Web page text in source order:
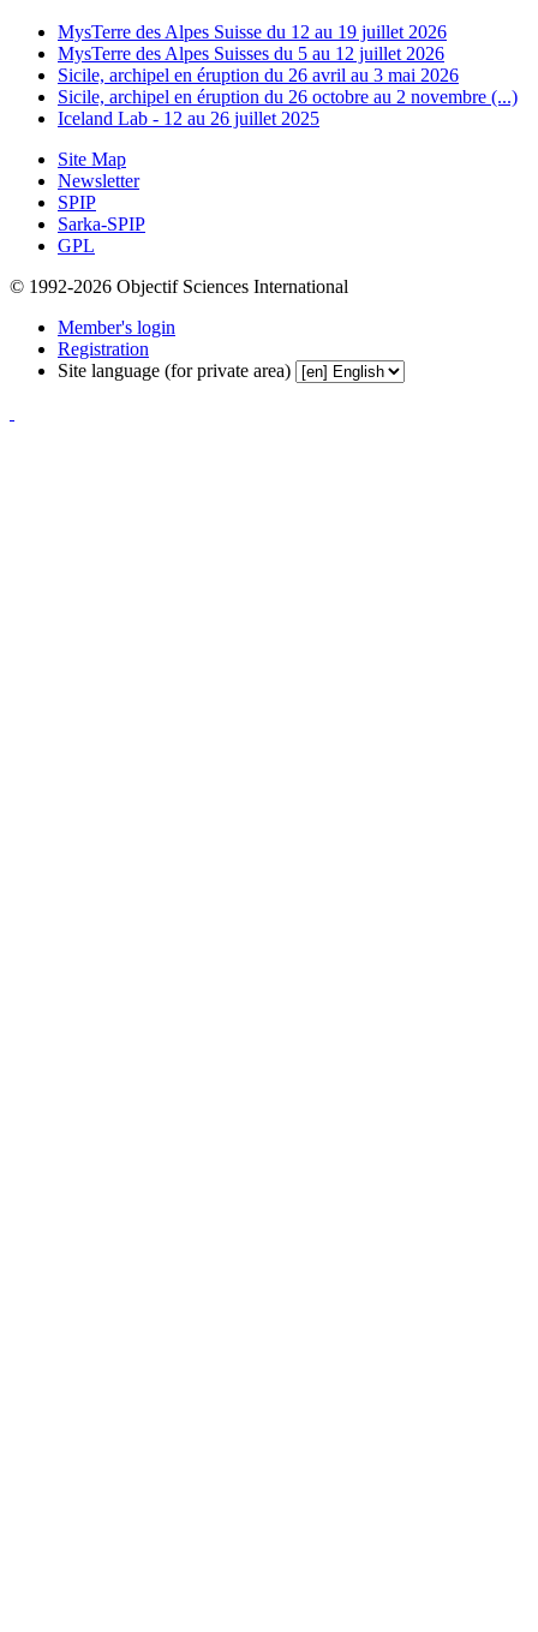
MysTerre des Alpes Suisse du 12 au 19 juillet 2026
MysTerre des Alpes Suisses du 5 au 12 juillet 2026
Sicile, archipel en éruption du 26 avril au 3 mai 2026
Sicile, archipel en éruption du 26 octobre au 2 novembre (...)
Iceland Lab - 12 au 26 juillet 2025
Site Map
Newsletter
SPIP
Sarka-SPIP
GPL
© 1992-2026 Objectif Sciences International
Member's login
Registration
Site language (for private area)